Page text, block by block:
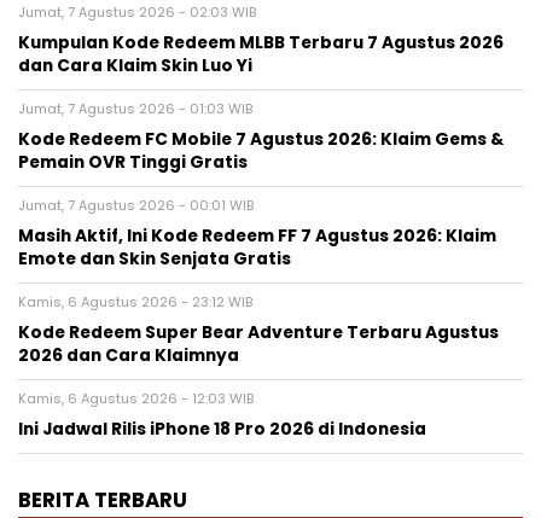
Jumat, 7 Agustus 2026 - 02:03 WIB
Kumpulan Kode Redeem MLBB Terbaru 7 Agustus 2026
dan Cara Klaim Skin Luo Yi
Jumat, 7 Agustus 2026 - 01:03 WIB
Kode Redeem FC Mobile 7 Agustus 2026: Klaim Gems &
Pemain OVR Tinggi Gratis
Jumat, 7 Agustus 2026 - 00:01 WIB
Masih Aktif, Ini Kode Redeem FF 7 Agustus 2026: Klaim
Emote dan Skin Senjata Gratis
Kamis, 6 Agustus 2026 - 23:12 WIB
Kode Redeem Super Bear Adventure Terbaru Agustus
2026 dan Cara Klaimnya
Kamis, 6 Agustus 2026 - 12:03 WIB
Ini Jadwal Rilis iPhone 18 Pro 2026 di Indonesia
BERITA TERBARU